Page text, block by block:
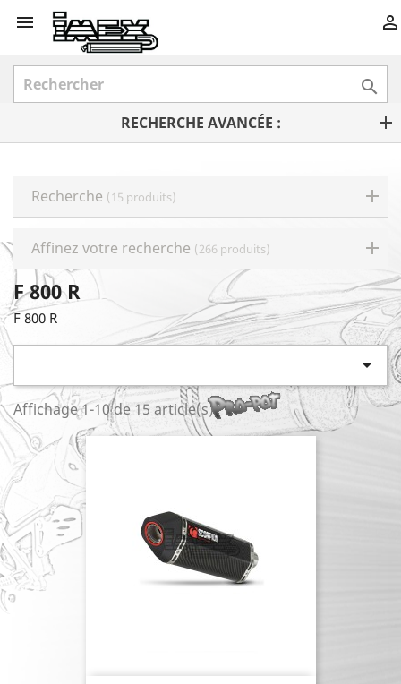
 

RECHERCHE AVANCÉE :
Recherche (15 produits)
Affinez votre recherche (266 produits)
F 800 R
F 800 R

Affichage 1-10 de 15 article(s)